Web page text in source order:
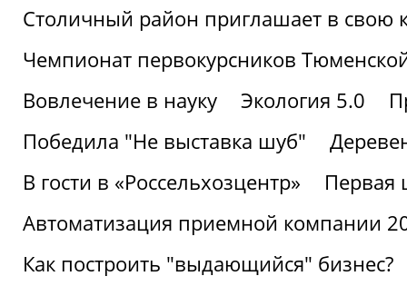
Столичный район приглашает в свою
Чемпионат первокурсников
Вовлечение в науку
Экология 5.0
Победила "Не выставка шуб"
В гости в «Россельхозцентр»
Первая
Автоматизация приемной компании
Как построить "выдающийся" бизнес?